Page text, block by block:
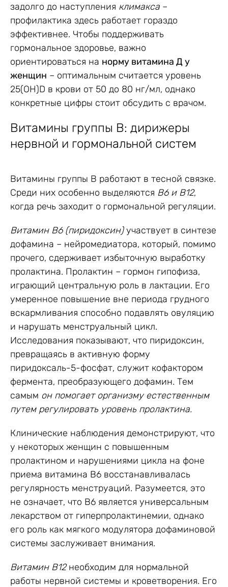
задолго до наступления климакса –
профилактика здесь работает гораздо
эффективнее. Чтобы поддерживать
гормональное здоровье, важно
ориентироваться на норму витамина Д у
женщин – оптимальным считается уровень
25(OH)D в крови от 50 до 80 нг/мл, однако
конкретные цифры стоит обсудить с врачом.
Витамины группы B: дирижеры
нервной и гормональной систем
Витамины группы B работают в тесной связке.
Среди них особенно выделяются B6 и B12,
когда речь заходит о гормональной регуляции.
Витамин B6 (пиридоксин)участвует в синтезе
дофамина – нейромедиатора, который, помимо
прочего, сдерживает избыточную выработку
пролактина. Пролактин – гормон гипофиза,
играющий центральную роль в лактации. Его
умеренное повышение вне периода грудного
вскармливания способно подавлять овуляцию
и нарушать менструальный цикл.
Исследования показывают, что пиридоксин,
превращаясь в активную форму
пиридоксаль-5-фосфат, служит кофактором
фермента, преобразующего дофамин. Тем
самым он помогает организму естественным
путем регулировать уровень пролактина.
Клинические наблюдения демонстрируют, что
у некоторых женщин с повышенным
пролактином и нарушениями цикла на фоне
приема витамина B6 восстанавливалась
регулярность менструаций. Разумеется, это
не означает, что B6 является универсальным
лекарством от гиперпролактинемии, однако
его роль как мягкого модулятора дофаминовой
системы заслуживает внимания.
Витамин B12необходим для нормальной
работы нервной системы и кроветворения. Его